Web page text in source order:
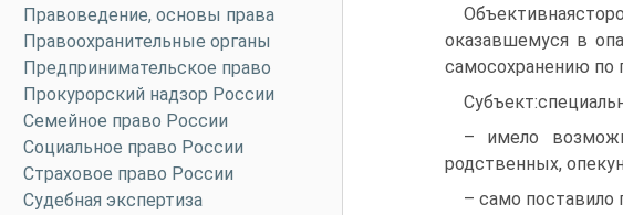
Правоведение, основы права
Правоохранительные органы
Предпринимательское право
Прокурорский надзор России
Семейное право России
Социальное право России
Страховое право России
Судебная экспертиза
оказавшемуся в
самосохранению по
– имело
родственных,
– само поставило